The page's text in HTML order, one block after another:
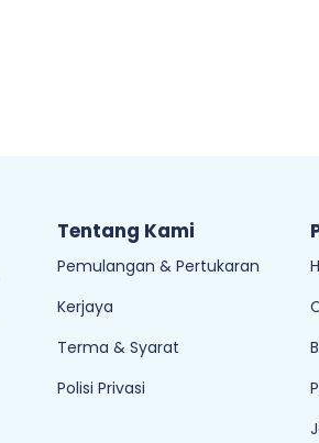
Tentang Kami
Pemulangan & Pertukaran
Kerjaya
Terma & Syarat
Polisi Privasi